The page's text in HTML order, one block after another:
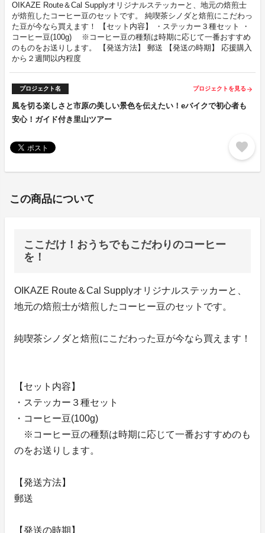
OIKAZE Route＆Cal Supplyオリジナルステッカーと、地元の焙煎士
が焙煎したコーヒー豆のセットです。 純喫茶シノダと焙煎にこだわっ
た豆が今なら買えます！ 【セット内容】 ・ステッカー３種セット ・
コーヒー豆(100g) ※コーヒー豆の種類は時期に応じて一番おすすめ
のものをお送りします。 【発送方法】 郵送 【発送の時期】 応援購入
から２週間以内程度
プロジェクト名 プロジェクトを見る arrow_forward
風を切る楽しさと市原の美しい景色を伝えたい！eバイクで初心者も
安心！ガイド付き里山ツアー
favorite
この商品について
ここだけ！おうちでもこだわりのコーヒー
を！
OIKAZE Route＆Cal Supplyオリジナルステッカーと、
地元の焙煎士が焙煎したコーヒー豆のセットです。
純喫茶シノダと焙煎にこだわった豆が今なら買えます！
【セット内容】
・ステッカー３種セット
・コーヒー豆(100g)
※コーヒー豆の種類は時期に応じて一番おすすめのも
のをお送りします。
【発送方法】
郵送
【発送の時期】